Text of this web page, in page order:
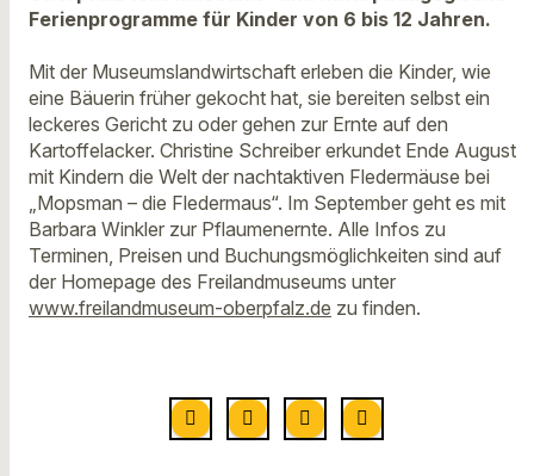
Ferienprogramme für Kinder von 6 bis 12 Jahren.
Mit der Museumslandwirtschaft erleben die Kinder, wie
eine Bäuerin früher gekocht hat, sie bereiten selbst ein
leckeres Gericht zu oder gehen zur Ernte auf den
Kartoffelacker. Christine Schreiber erkundet Ende August
mit Kindern die Welt der nachtaktiven Fledermäuse bei
„Mopsman – die Fledermaus“. Im September geht es mit
Barbara Winkler zur Pflaumenernte. Alle Infos zu
Terminen, Preisen und Buchungsmöglichkeiten sind auf
der Homepage des Freilandmuseums unter
www.freilandmuseum-oberpfalz.de zu finden.